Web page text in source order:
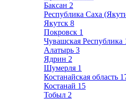
Баксан 2
Республика Саха
Якутск 8
Покровск 1
Чувашская Республика
Алатырь 3
Ядрин 2
Шумерля 1
Костанайская область
Костанай 15
Тобыл 2